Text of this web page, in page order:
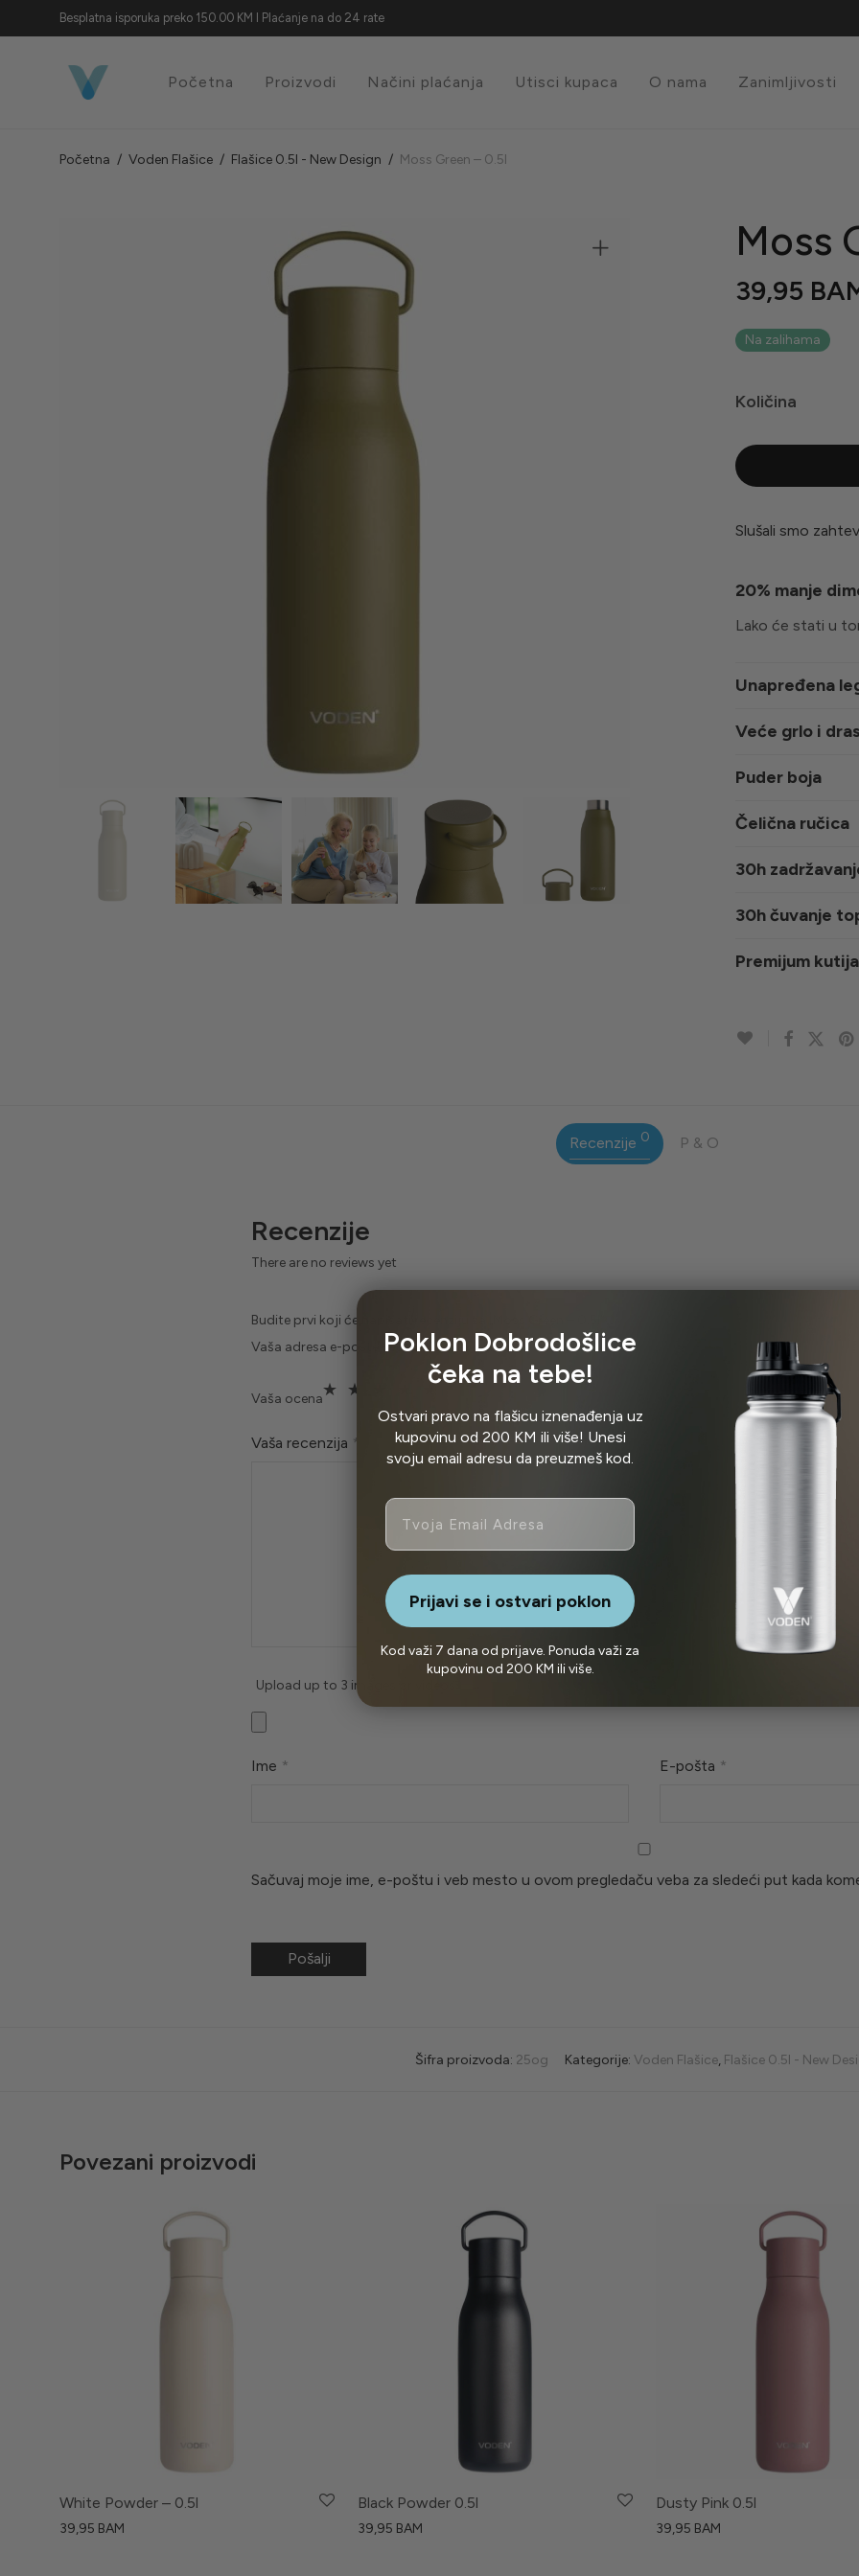
Besplatna isporuka preko 150.00 KM I Plaćanje na do 24 rate
Početna Proizvodi Načini plaćanja Utisci kupaca O nama Zanimljivosti
Početna / Voden Flašice / Flašice 0.5l - New Design / Moss Green – 0.5l
Moss
39,95
Na zalihama
Količina
Slušali smo
20% manje
Lako će stati u
Unapređena
Veće grlo i
Puder boja
Čelična ručica
30h
30h čuvanje
Premijum kutija
Recenzije 0 P & O
Recenzije
There are no reviews yet
Budite prvi koji će napisati recenziju za „Moss Green – 0.5l“
Vaša adresa e-pošte neće biti objavljena.
Vaša ocena
Vaša recenzija *
Upload up to 3 images or videos
Ime * E-pošta *
Sačuvaj moje ime, e-poštu i veb mesto u ovom pregledaču veba za sledeći put kada
Šifra proizvoda: 25og Kategorije: Voden Flašice, Flašice 0.5l - New
Povezani proizvodi
White Powder – 0.5l
39,95 BAM
Black Powder 0.5l
39,95 BAM
Dusty Pink 0.5l
39,95 BAM
Poklon Dobrodošlice
čeka na tebe!
Ostvari pravo na flašicu iznenađenja uz
kupovinu od 200 KM ili više! Unesi
svoju email adresu da preuzmeš kod.
Email
Prijavi se i ostvari poklon
Kod važi 7 dana od prijave. Ponuda važi za
kupovinu od 200 KM ili više.